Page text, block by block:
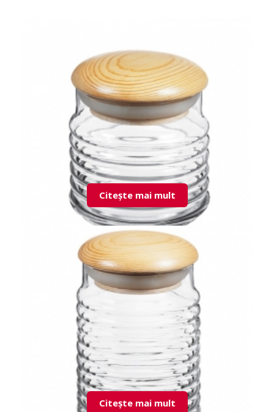
10488 Patisserie platou
43163 Babylon doza cu capac
Citește mai mult
Citește mai mult